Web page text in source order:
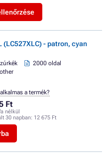
(LC527XLC) - patron, cyan
2000 oldal
Ft
nélkül
30 napban: 12 675 Ft
a termék?